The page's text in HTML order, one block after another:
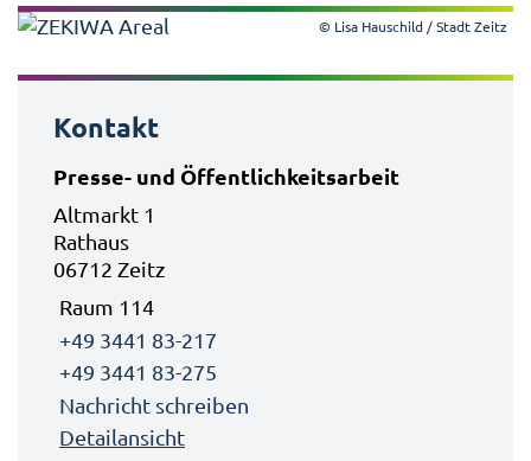
© Lisa Hauschild / Stadt Zeitz
Kontakt
Presse- und Öffentlichkeitsarbeit
Altmarkt 1
Rathaus
06712 Zeitz
Raum 114
+49 3441 83-217
+49 3441 83-275
Nachricht schreiben
Detailansicht